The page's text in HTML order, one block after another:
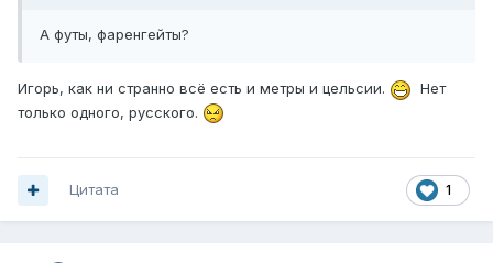
А футы, фаренгейты?
Игорь, как ни странно всё есть и метры и цельсии.
Нет
только одного, русского.
1
Цитата